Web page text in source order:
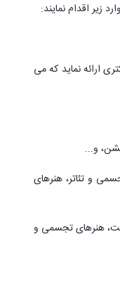
زیر اقدام نمایند:
ارائه نماید که می
و...
و تئاتر، هنرهای
هنرهای تجسمی و